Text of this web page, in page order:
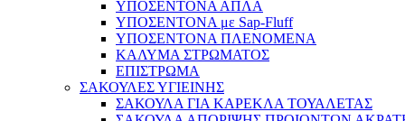
ΥΠΟΣΕΝΤΟΝΑ ΑΠΛΑ
ΥΠΟΣΕΝΤΟΝΑ με Sap-Fluff
ΥΠΟΣΕΝΤΟΝΑ ΠΛΕΝΟΜΕΝΑ
ΚΑΛΥΜΑ ΣΤΡΩΜΑΤΟΣ
ΕΠΙΣΤΡΩΜΑ
ΣΑΚΟΥΛΕΣ ΥΓΙΕΙΝΗΣ
ΣΑΚΟΥΛΑ ΓΙΑ ΚΑΡΕΚΛΑ ΤΟΥΑΛΕΤΑΣ